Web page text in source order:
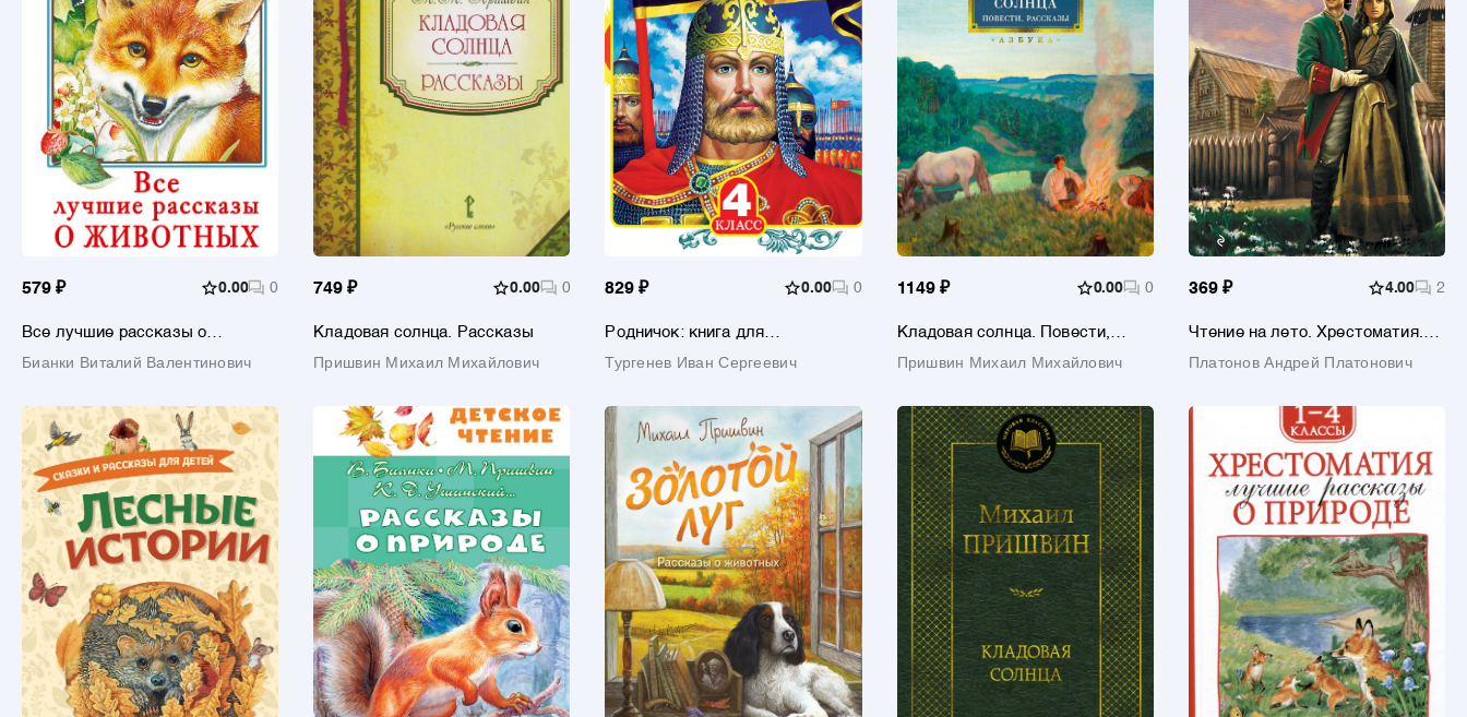
579 ₽ 0.00 0
Все лучшие рассказы о
Бианки Виталий Валентинович
749 ₽ 0.00 0
Кладовая солнца. Рассказы
Пришвин Михаил Михайлович
829 ₽ 0.00 0
Родничок: книга для
классе
Тургенев Иван Сергеевич
1149 ₽ 0.00 0
Кладовая солнца. Повести,
Пришвин Михаил Михайлович
369 ₽ 4.00 2
Чтение на лето. Хрестоматия.
Платонов Андрей Платонович